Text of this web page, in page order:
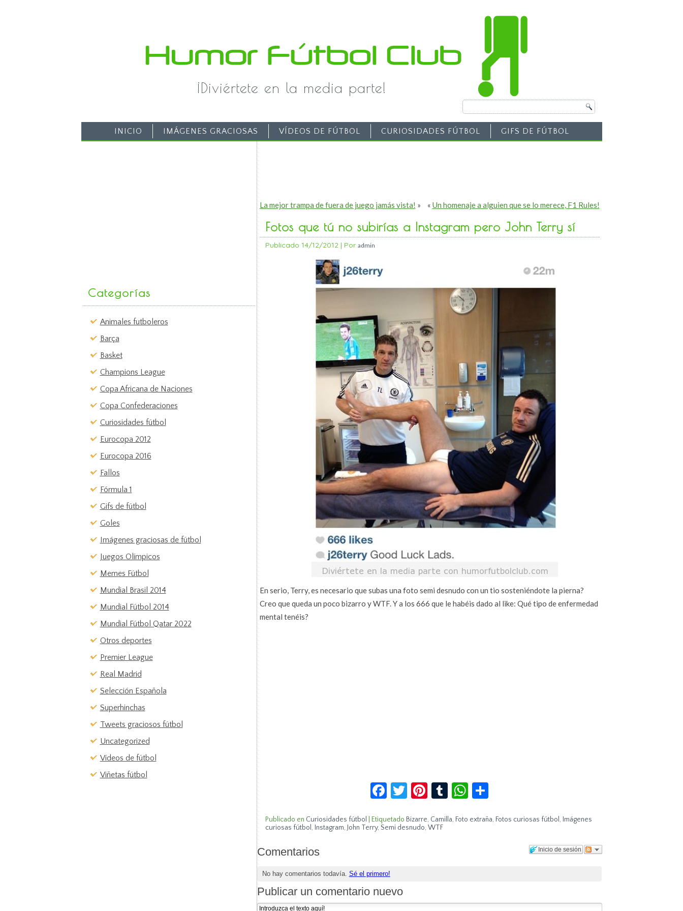
¡Diviértete en la media parte!
INICIO IMÁGENES GRACIOSAS VÍDEOS DE FÚTBOL CURIOSIDADES FÚTBOL GIFS DE FÚTBOL
Categorías
Animales futboleros
Barça
Basket
Champions League
Copa Africana de Naciones
Copa Confederaciones
Curiosidades fútbol
Eurocopa 2012
Eurocopa 2016
Fallos
Fórmula 1
Gifs de fútbol
Goles
Imágenes graciosas de fútbol
Juegos Olímpicos
Memes Fútbol
Mundial Brasil 2014
Mundial Fútbol 2014
Mundial Fútbol Qatar 2022
Otros deportes
Premier League
Real Madrid
Selección Española
Superhinchas
Tweets graciosos fútbol
Uncategorized
Vídeos de fútbol
Viñetas fútbol
La mejor trampa de fuera de juego jamás vista! » « Un homenaje a alguien que se lo merece, F1 Rules!
Fotos que tú no subirías a Instagram pero John Terry sí
Publicado 14/12/2012| Por admin
En serio, Terry, es necesario que subas una foto semi desnudo con un tio sosteniéndote la pierna?
Creo que queda un poco bizarro y WTF. Y a los 666 que le habéis dado al like: Qué tipo de enfermedad
mental tenéis?
Facebook
Twitter
Pinterest
TumblrWhatsApp
Publicado en Curiosidades fútbol Etiquetado Bizarre, Camilla, Foto extraña, Fotos curiosas fútbol , Imágenes
curiosas fútbol , Instagram, John Terry, Semi desnudo, WTF
Inicio de sesión
Comentarios
No hay comentarios todavía. Sé el primero!
Publicar un comentario nuevo